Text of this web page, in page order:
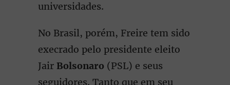
universidades.
No Brasil, porém, Freire tem sido
execrado pelo presidente eleito
Jair Bolsonaro (PSL) e seus
seguidores. Tanto que em seu